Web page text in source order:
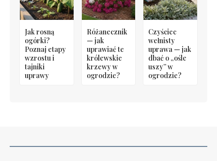
Jak rosną
ogórki?
Poznaj etapy
wzrostu i
tajniki
uprawy
Różanecznik
— jak
uprawiać te
królewskie
krzewy w
ogrodzie?
Czyściec
wełnisty
uprawa — jak
dbać o „ośle
uszy” w
ogrodzie?